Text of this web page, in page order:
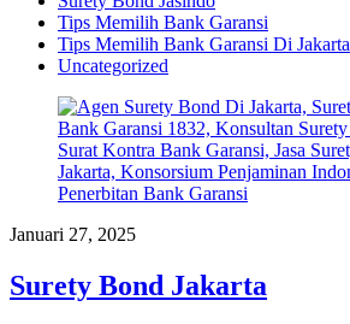
Tips Memilih Bank Garansi
Tips Memilih Bank Garansi Di Jakarta
Uncategorized
Januari 27, 2025
Surety Bond Jakarta